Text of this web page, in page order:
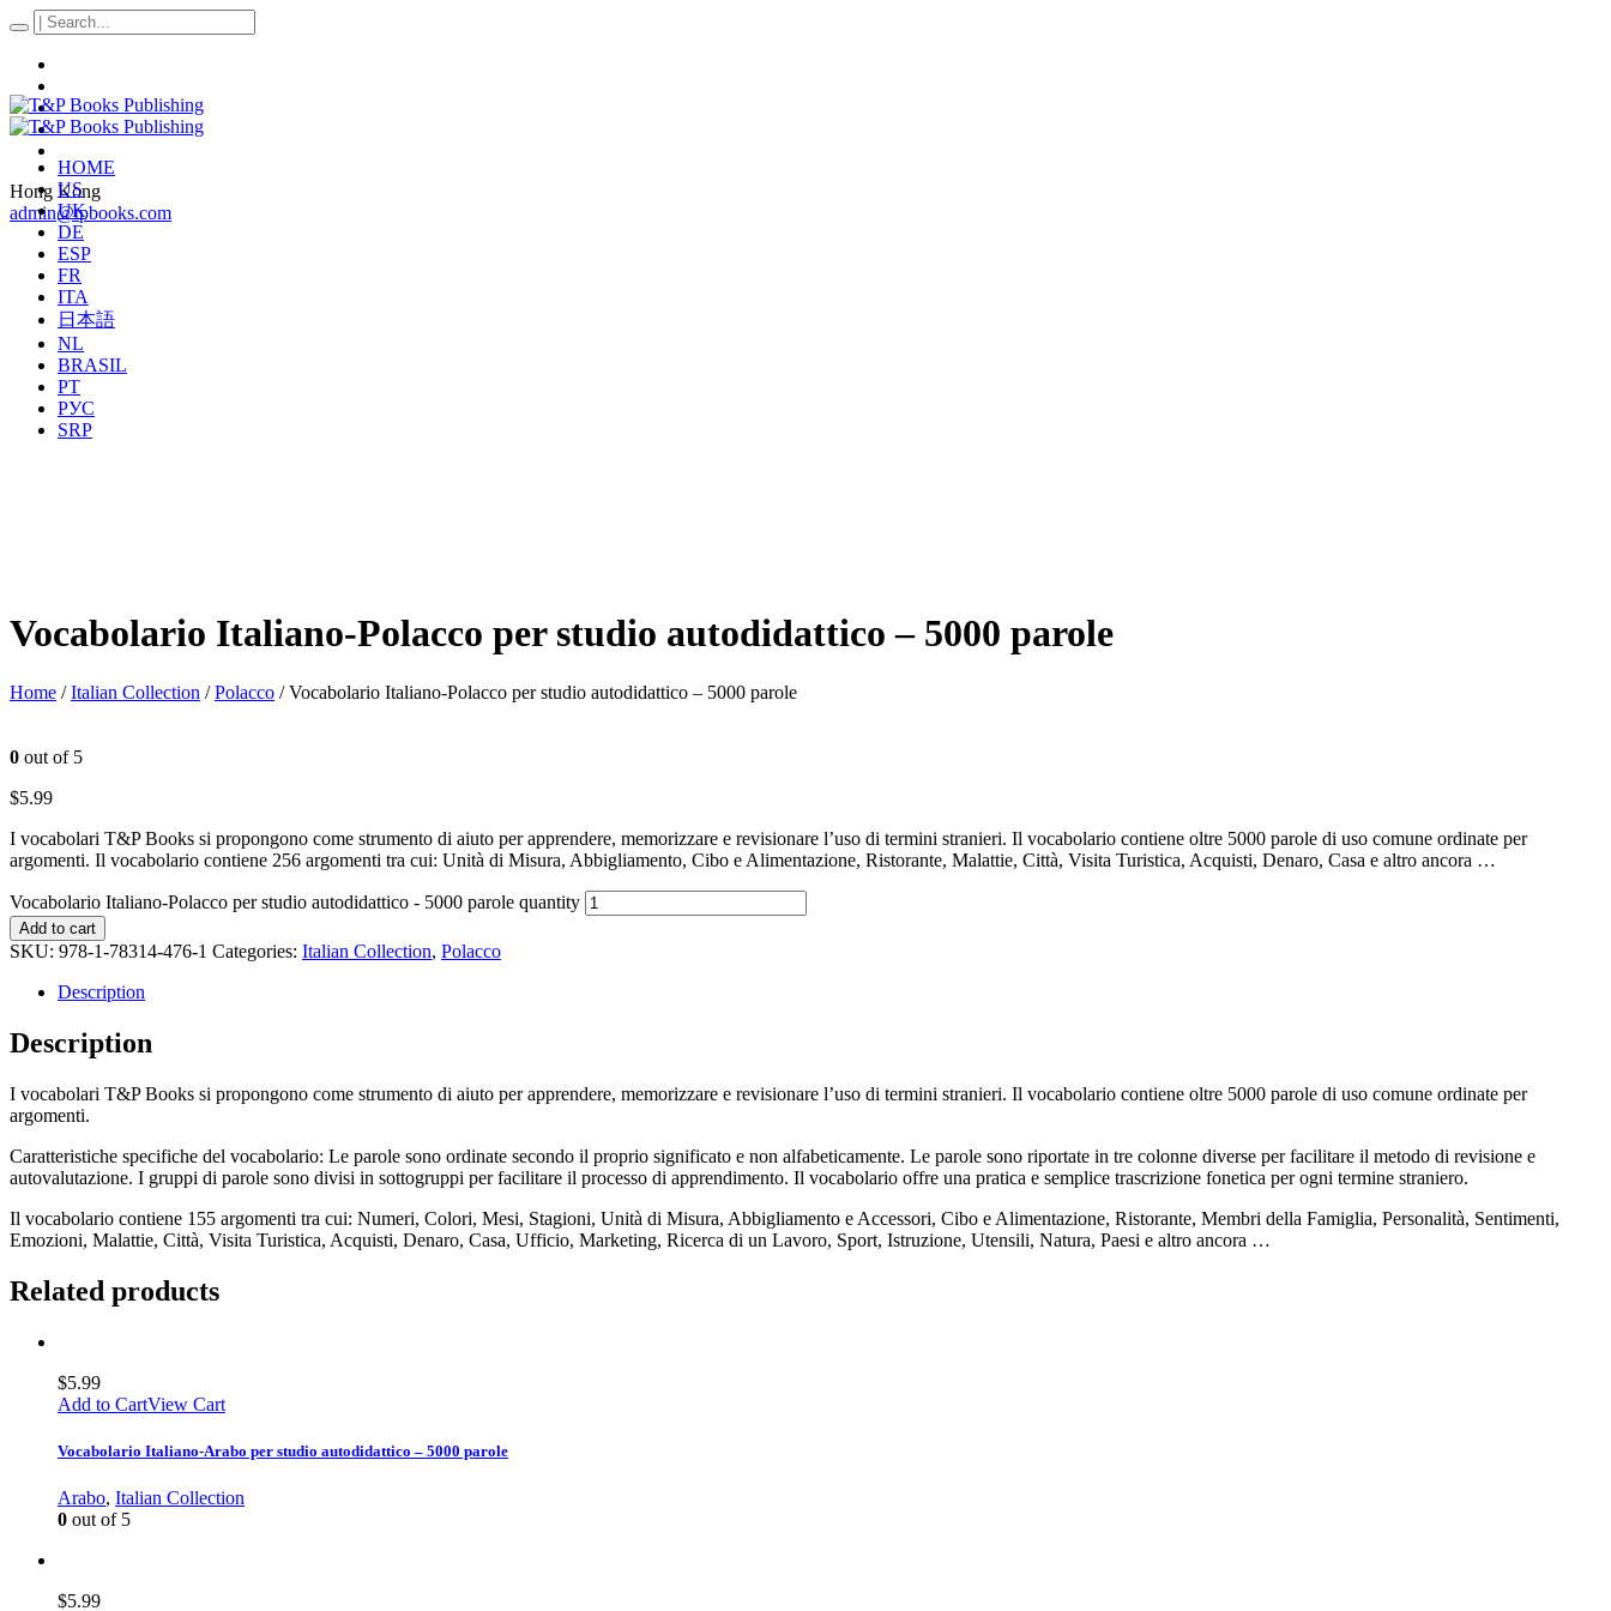
Hong Kong
admin@tpbooks.com
HOME
US
UK
DE
ESP
FR
ITA
日本語
NL
BRASIL
PT
РУС
SRP
Vocabolario Italiano-Polacco per studio autodidattico – 5000 parole
Home /Italian Collection /Polacco / Vocabolario Italiano-Polacco per studio autodidattico – 5000 parole
0 out of 5
$5.99
I vocabolari T&P Books si propongono come strumento di aiuto per apprendere, memorizzare e revisionare l’uso di termini stranieri. Il vocabolario contiene oltre 5000 parole di uso comune ordinate per
argomenti. Il vocabolario contiene 256 argomenti tra cui: Unità di Misura, Abbigliamento, Cibo e Alimentazione, Ristorante, Malattie, Città, Visita Turistica, Acquisti, Denaro, Casa e altro ancora …
Vocabolario Italiano-Polacco per studio autodidattico - 5000 parole quantity
Add to cart
SKU: 978-1-78314-476-1 Categories: Italian Collection, Polacco
Description
Description
I vocabolari T&P Books si propongono come strumento di aiuto per apprendere, memorizzare e revisionare l’uso di termini stranieri. Il vocabolario contiene oltre 5000 parole di uso comune ordinate per
argomenti.
Caratteristiche specifiche del vocabolario: Le parole sono ordinate secondo il proprio significato e non alfabeticamente. Le parole sono riportate in tre colonne diverse per facilitare il metodo di revisione e
autovalutazione. I gruppi di parole sono divisi in sottogruppi per facilitare il processo di apprendimento. Il vocabolario offre una pratica e semplice trascrizione fonetica per ogni termine straniero.
Il vocabolario contiene 155 argomenti tra cui: Numeri, Colori, Mesi, Stagioni, Unità di Misura, Abbigliamento e Accessori, Cibo e Alimentazione, Ristorante, Membri della Famiglia, Personalità, Sentimenti,
Emozioni, Malattie, Città, Visita Turistica, Acquisti, Denaro, Casa, Ufficio, Marketing, Ricerca di un Lavoro, Sport, Istruzione, Utensili, Natura, Paesi e altro ancora …
Related products
$5.99
Add to CartView Cart
Vocabolario Italiano-Arabo per studio autodidattico – 5000 parole
Arabo, Italian Collection
0 out of 5
$5.99